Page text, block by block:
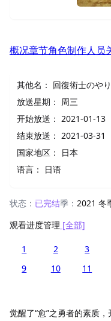
概况章节角色制作人员
其他名： 回復術士のや
放送星期：
周三
开始放送： 2021-01-13
结束放送： 2021-03-31
国家地区：
日本
语言：
日语
状态： 已完结季： 2021 冬
观看进度管理 [全部]
1 2 3
9
10 11
觉醒了“愈”之勇者的素质